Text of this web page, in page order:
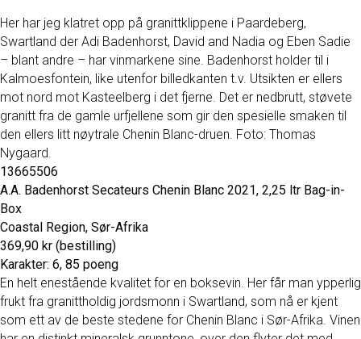
Her har jeg klatret opp på granittklippene i Paardeberg,
Swartland der Adi Badenhorst, David and Nadia og Eben Sadie
– blant andre – har vinmarkene sine. Badenhorst holder til i
Kalmoesfontein, like utenfor billedkanten t.v. Utsikten er ellers
mot nord mot Kasteelberg i det fjerne. Det er nedbrutt, støvete
granitt fra de gamle urfjellene som gir den spesielle smaken til
den ellers litt nøytrale Chenin Blanc-druen. Foto: Thomas
Nygaard.
13665506
A.A. Badenhorst Secateurs Chenin Blanc 2021, 2,25 ltr Bag-in-
Box
Coastal Region, Sør-Afrika
369,90 kr (bestilling)
Karakter: 6, 85 poeng
En helt enestående kvalitet for en boksevin. Her får man ypperlig
frukt fra granittholdig jordsmonn i Swartland, som nå er kjent
som ett av de beste stedene for Chenin Blanc i Sør-Afrika. Vinen